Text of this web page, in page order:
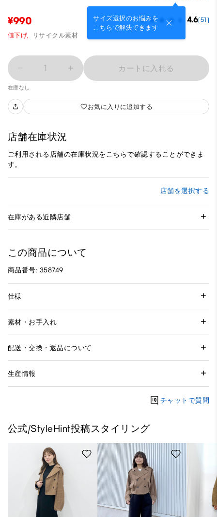
サイズ選択のお悩みを
こちらで解決できます
¥990 4.6(51)
値下げ, リサイクル素材
1 カートに入れる
在庫なし
お気に入りに追加する
店舗在庫状況
ご利用される店舗の在庫状況をこちらで確認することができま
す。
店舗を選択する
在庫がある近隣店舗
この商品について
商品番号: 358749
仕様
素材・お手入れ
配送・交換・返品について
生産情報
チャットで質問
公式/StyleHint投稿スタイリング